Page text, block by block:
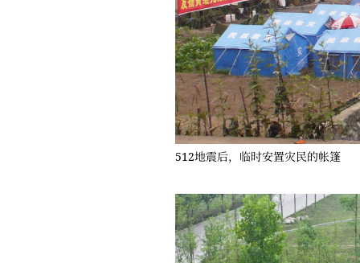
512地震后，临时安置灾民的帐篷